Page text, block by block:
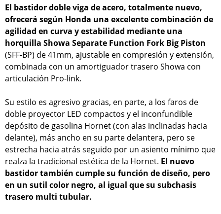
El bastidor doble viga de acero, totalmente nuevo,
ofrecerá según Honda una excelente combinación de
agilidad en curva y estabilidad mediante una
horquilla Showa Separate Function Fork Big Piston
(SFF-BP) de 41mm, ajustable en compresión y extensión,
combinada con un amortiguador trasero Showa con
articulación Pro-link.
Su estilo es agresivo gracias, en parte, a los faros de
doble proyector LED compactos y el inconfundible
depósito de gasolina Hornet (con alas inclinadas hacia
delante), más ancho en su parte delantera, pero se
estrecha hacia atrás seguido por un asiento mínimo que
realza la tradicional estética de la Hornet. El nuevo
bastidor también cumple su función de diseño, pero
en un sutil color negro, al igual que su subchasis
trasero multi tubular.